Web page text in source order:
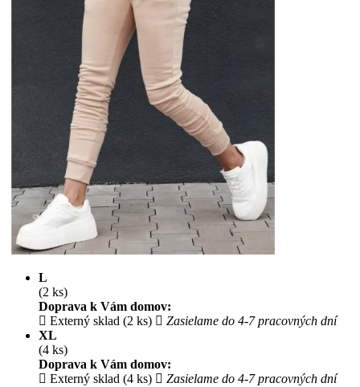
L
(2 ks)
Doprava k Vám domov:
Externý sklad (2 ks)
Zasielame do 4-7 pracovných dní
XL
(4 ks)
Doprava k Vám domov:
Externý sklad (4 ks)
Zasielame do 4-7 pracovných dní